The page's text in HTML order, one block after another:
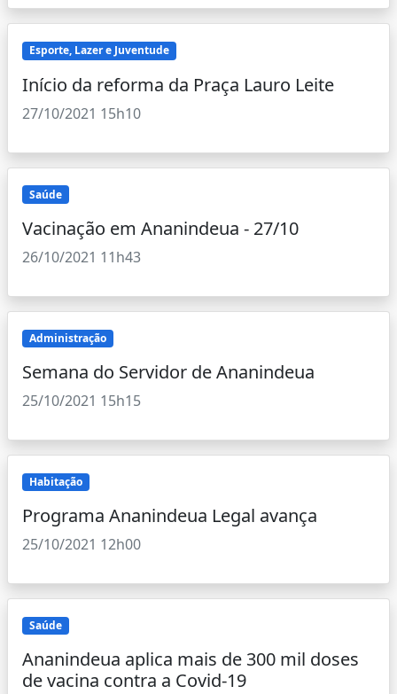
Esporte, Lazer e Juventude
Início da reforma da Praça Lauro Leite
27/10/2021 15h10
Saúde
Vacinação em Ananindeua - 27/10
26/10/2021 11h43
Administração
Semana do Servidor de Ananindeua
25/10/2021 15h15
Habitação
Programa Ananindeua Legal avança
25/10/2021 12h00
Saúde
Ananindeua aplica mais de 300 mil doses
de vacina contra a Covid-19